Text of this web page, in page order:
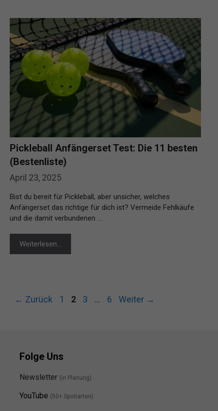
April 23, 2025
Pickleball Anfängerset Test: Die 11 besten
(Bestenliste)
Bist du bereit für Pickleball, aber unsicher, welches
Anfängerset das richtige für dich ist? Vermeide Fehlkäufe
und die damit verbundenen …
Weiterlesen…
← Zurück Seite
1 Seite
2 Seite
3 … Seite
6 Weiter →
Folge Uns
Newsletter (in Planung)
YouTube (50+ Sportarten)